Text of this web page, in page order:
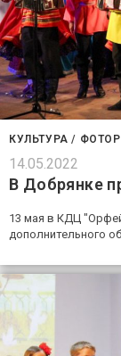
КУЛЬТУРА /
14.05.2022
В Добрянке
13 мая в КДЦ
дополнительного